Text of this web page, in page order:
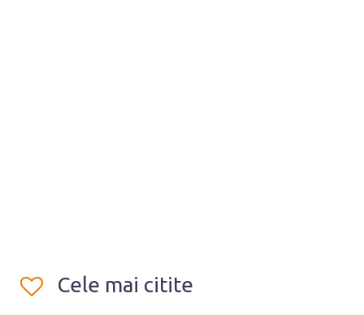
Cele mai citite